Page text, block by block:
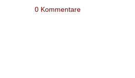
0 Kommentare